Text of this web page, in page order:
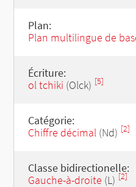
Plan:
Plan multilingue de
Écriture:
ol tchiki (Olck) [5]
Catégorie:
Chiffre décimal(Nd) [2]
Classe bidirectionelle:
Gauche-à-droite (L) [2]